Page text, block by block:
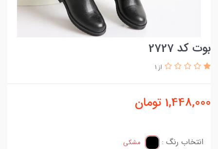
بوت کد 2727
از 1
1,448,000 تومان
انتخاب رنگ : مشکی